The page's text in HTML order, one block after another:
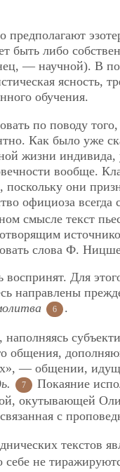
предполагают
быть либо
— научной). В
ясность,
обучения.
по поводу
Как было уже
жизни индивида,
вообще.
они
официоза всегда
смысле текст
слова Ф.
Для
направлены
6 .
общения,
— общении,
7 Покаяние
окутывающей
с
текстов
не